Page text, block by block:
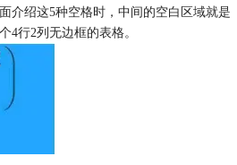
介绍这5种空格时，中间的空白区域就是
4行2列无边框的表格。